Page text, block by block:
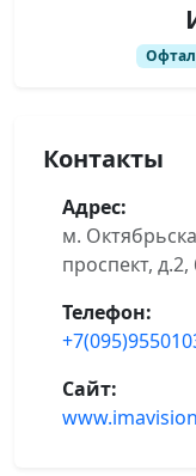
Контакты
Адрес:
м.
проспект,
Телефон:
Сайт: